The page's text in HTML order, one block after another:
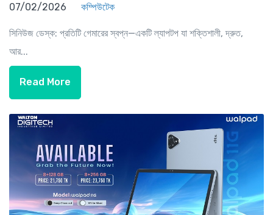
07/02/2026 কম্পিউটেক
সিনিউজ ডেস্ক: প্রতিটি গেমারের স্বপ্ন—একটি ল্যাপটপ যা শক্তিশালী, দ্রুত,
আর...
Read More